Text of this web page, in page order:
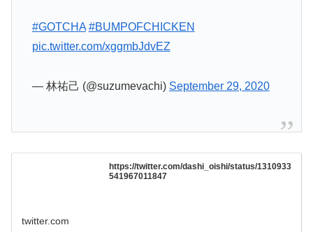
#GOTCHA #BUMPOFCHICKEN
pic.twitter.com/xggmbJdvEZ
— 林祐己 (@suzumevachi) September 29, 2020
https://twitter.com/dashi_oishi/status/1310933
541967011847
twitter.com